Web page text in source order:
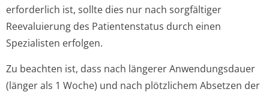
erforderlich ist, sollte dies nur nach sorgfältiger
Reevaluierung des Patientenstatus durch einen
Spezialisten erfolgen.
Zu beachten ist, dass nach längerer Anwendungsdauer
(länger als 1 Woche) und nach plötzlichem Absetzen der